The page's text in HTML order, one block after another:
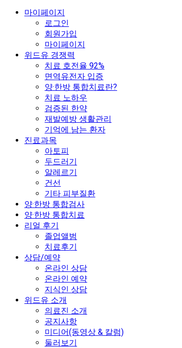
마이페이지
로그인
회원가입
마이페이지
위드유 경쟁력
치료 호전율 92%
면역유전자 입증
양·한방 통합치료란?
치료 노하우
검증된 한약
재발예방 생활관리
기억에 남는 환자
진료과목
아토피
두드러기
알레르기
건선
기타 피부질환
양·한방 통합검사
양·한방 통합치료
리얼 후기
졸업앨범
치료후기
상담/예약
온라인 상담
온라인 예약
지식인 상담
위드유 소개
의료진 소개
공지사항
미디어(동영상 & 칼럼)
둘러보기